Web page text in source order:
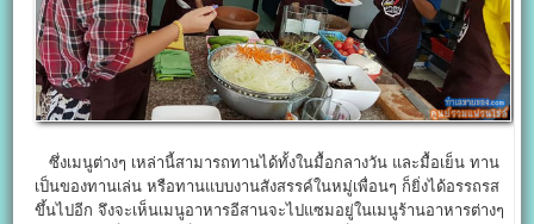
ซึ่งเมนูต่างๆ เหล่านี้สามารถทานได้ทั้งในมื้อกลางวัน และมื้อเย็น ทาน
เป็นของทานเล่น หรือทานแบบงานสังสรรค์ในหมู่เพื่อนๆ ก็ยิ่งได้อรรถรส
ขึ้นไปอีก จึงจะเห็นเมนูอาหารอีสานจะไปแซมอยู่ในเมนูร้านอาหารต่างๆ